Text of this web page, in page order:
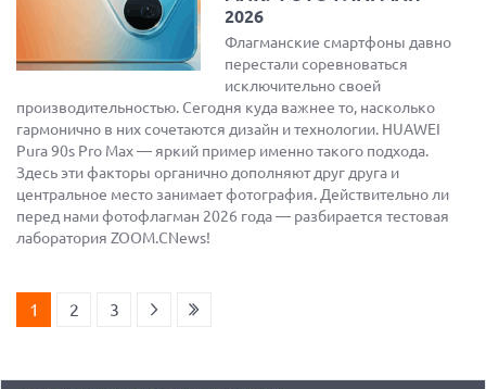
2026
Флагманские смартфоны давно
перестали соревноваться
исключительно своей
производительностью. Сегодня куда важнее то, насколько
гармонично в них сочетаются дизайн и технологии. HUAWEI
Pura 90s Pro Max — яркий пример именно такого подхода.
Здесь эти факторы органично дополняют друг друга и
центральное место занимает фотография. Действительно ли
перед нами фотофлагман 2026 года — разбирается тестовая
лаборатория ZOOM.CNews!
1 2 3
САМЫЕ ЛЕГКИЕ НОУТБУКИ С ДИСКРЕТНОЙ ГРАФИКОЙ: ВЫБОР
ZOOM
ЛЕТОМ: ВЫБОР ZOOM